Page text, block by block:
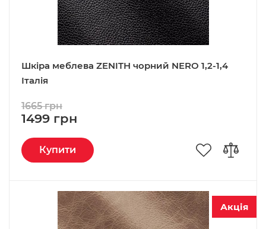
Шкіра меблева ZENITH чорний NERO 1,2-1,4
Італія
1499 грн
1665 грн
Купити
Акція